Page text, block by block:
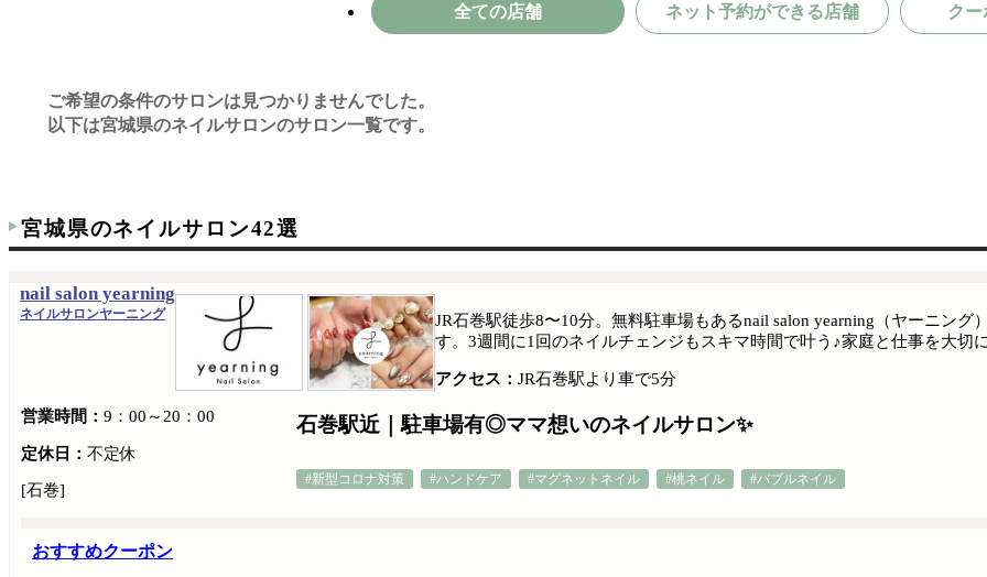
全ての店舗 ネット予約ができる店舗 クー
ご希望の条件のサロンは見つかりませんでした。
以下は宮城県のネイルサロンのサロン一覧です。
宮城県のネイルサロン42選
nail salon yearning
ネイルサロンヤーニング
石巻駅近｜駐車場有◎ママ想いのネイルサロン✨
#新型コロナ対策 #ハンドケア #マグネットネイル #桃ネイル #バブルネイル
JR石巻駅徒歩8〜10分。無料駐車場もあるnail salon yearning（ヤーニン
す。3週間に1回のネイルチェンジもスキマ時間で叶う♪家庭と仕事を大切
アクセス： JR石巻駅より車で5分
営業時間： 9：00～20：00
定休日： 不定休
[石巻]
おすすめクーポン